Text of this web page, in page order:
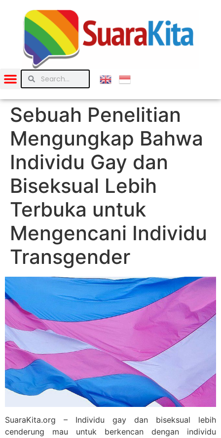
Sebuah Penelitian
Mengungkap Bahwa
Individu Gay dan
Biseksual Lebih
Terbuka untuk
Mengencani Individu
Transgender
SuaraKita.org – Individu gay dan biseksual lebih
cenderung mau untuk berkencan dengan individu